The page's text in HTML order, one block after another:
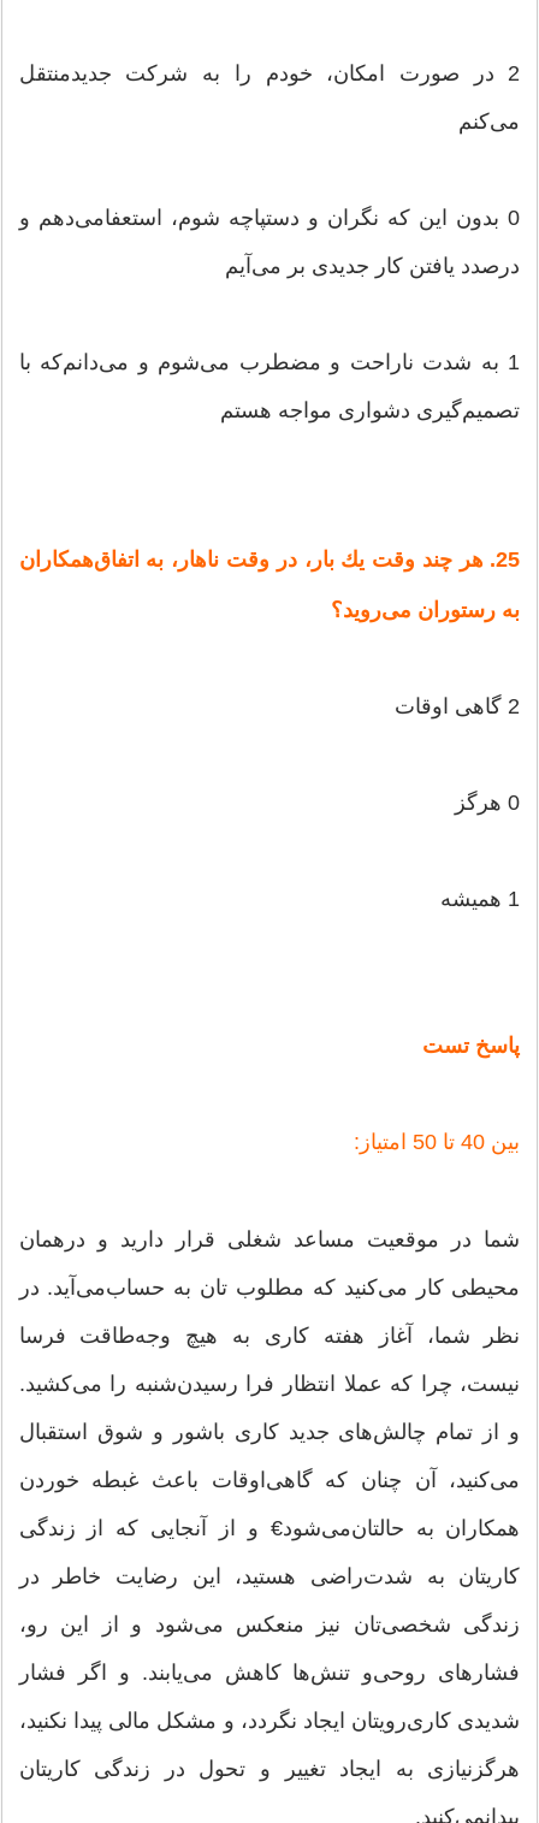
2 در صورت‌ امكان‌، خودم‌ را به‌ شركت‌ جدیدمنتقل‌
می‌كنم‌
0 بدون‌ این‌ كه‌ نگران‌ و دستپاچه‌ شوم‌، استعفامی‌دهم‌ و
درصدد یافتن‌ كار جدیدی‌ بر می‌آیم‌
1 به‌ شدت‌ ناراحت‌ و مضطرب‌ می‌شوم‌ و می‌دانم‌كه‌ با
تصمیم‌گیری‌ دشواری‌ مواجه‌ هستم‌
25. هر چند وقت‌ یك‌ بار، در وقت‌ ناهار، به‌ اتفاق‌همكاران‌
به‌ رستوران‌ می‌روید؟
2 گاهی‌ اوقات‌
0 هرگز
1 همیشه‌
پاسخ تست
بین‌ 40 تا 50 امتیاز:
شما در موقعیت‌ مساعد شغلی‌ قرار دارید و درهمان‌
محیطی‌ كار می‌كنید كه‌ مطلوب‌ تان‌ به‌ حساب‌می‌آید. در
نظر شما، آغاز هفته‌ كاری‌ به‌ هیچ‌ وجه‌طاقت‌ فرسا
نیست‌، چرا كه‌ عملا انتظار فرا رسیدن‌شنبه‌ را می‌كشید.
و از تمام‌ چالش‌های‌ جدید كاری‌ باشور و شوق‌ استقبال‌
می‌كنید، آن‌ چنان‌ كه‌ گاهی‌اوقات‌ باعث‌ غبطه‌ خوردن‌
همكاران‌ به‌ حالتان‌می‌شود€ و از آنجایی‌ كه‌ از زندگی‌
كاریتان‌ به‌ شدت‌راضی‌ هستید، این‌ رضایت‌ خاطر در
زندگی‌ شخصی‌تان‌ نیز منعكس‌ می‌شود و از این‌ رو،
فشارهای‌ روحی‌و تنش‌ها كاهش‌ می‌یابند. و اگر فشار
شدیدی‌ كاری‌رویتان‌ ایجاد نگردد، و مشكل‌ مالی‌ پیدا نكنید،
هرگزنیازی‌ به‌ ایجاد تغییر و تحول‌ در زندگی‌ كاریتان‌
پیدانمی‌كنید.